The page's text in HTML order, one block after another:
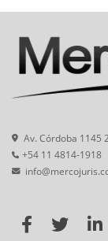
Av. Córdoba 1145
+54 11 4814-1918